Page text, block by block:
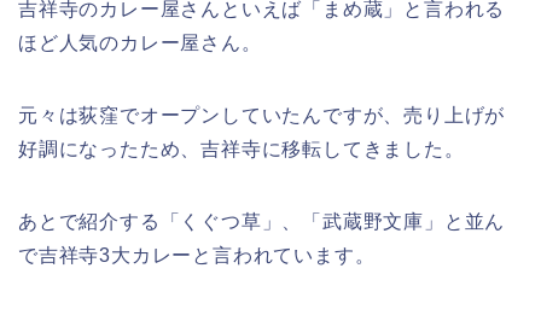
吉祥寺のカレー屋さんといえば「まめ蔵」と言われる
ほど人気のカレー屋さん。
元々は荻窪でオープンしていたんですが、売り上げが
好調になったため、吉祥寺に移転してきました。
あとで紹介する「くぐつ草」、「武蔵野文庫」と並ん
で吉祥寺3大カレーと言われています。